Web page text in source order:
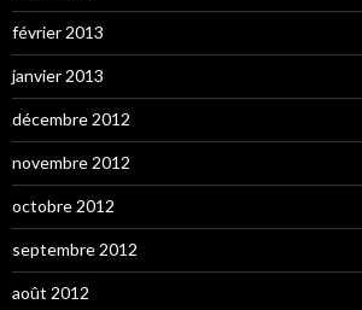
février 2013
janvier 2013
décembre 2012
novembre 2012
octobre 2012
septembre 2012
août 2012